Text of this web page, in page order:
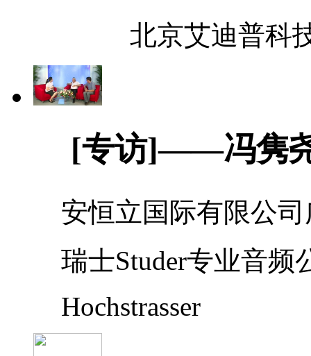
北京艾迪普科
[专访]——冯隽
安恒立国际有限公司
瑞士Studer专业音频
Hochstrasser